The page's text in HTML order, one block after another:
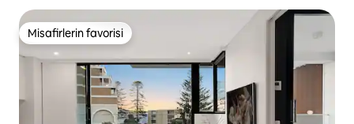
Misafirlerin favorisi
Misafirlerin favorisi